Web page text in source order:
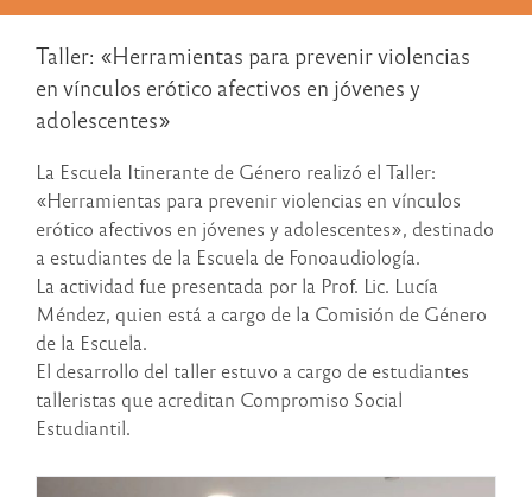
Taller: «Herramientas para prevenir violencias
en vínculos erótico afectivos en jóvenes y
adolescentes»
La Escuela Itinerante de Género realizó el Taller:
«Herramientas para prevenir violencias en vínculos
erótico afectivos en jóvenes y adolescentes», destinado
a estudiantes de la Escuela de Fonoaudiología.
La actividad fue presentada por la Prof. Lic. Lucía
Méndez, quien está a cargo de la Comisión de Género
de la Escuela.
El desarrollo del taller estuvo a cargo de estudiantes
talleristas que acreditan Compromiso Social
Estudiantil.